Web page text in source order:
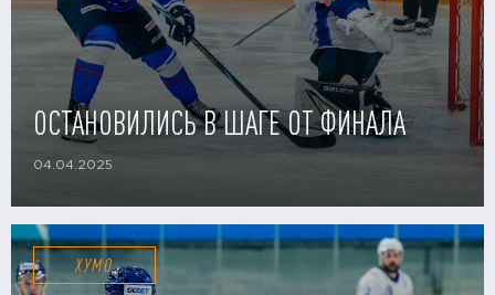
ОСТАНОВИЛИСЬ В ШАГЕ ОТ ФИНАЛА
04.04.2025
ХУМО